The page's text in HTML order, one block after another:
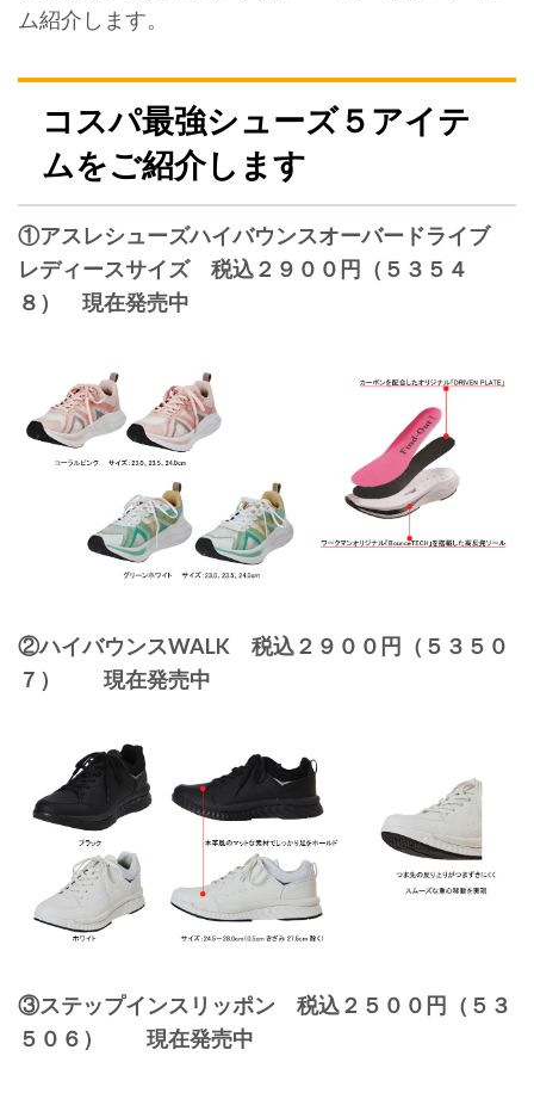
ム紹介します。
コスパ最強シューズ５アイテ
ムをご紹介します
①アスレシューズハイバウンスオーバードライブ
レディースサイズ 税込２９００円（５３５４
８） 現在発売中
②ハイバウンスWALK 税込２９００円（５３５０
７） 現在発売中
③ステップインスリッポン 税込２５００円（５３
５０６） 現在発売中